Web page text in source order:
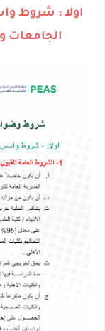
اولا : شروط
الجامعات